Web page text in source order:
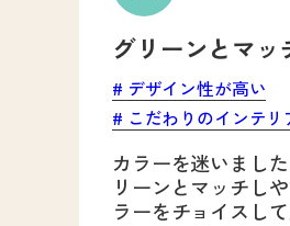
グリーンとマッ
デザイン性が高い
こだわりのインテリ
カラーを迷いまし
リーンとマッチし
ラーをチョイスして